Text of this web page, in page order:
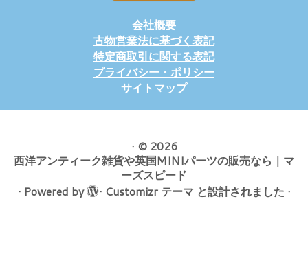
会社概要
古物営業法に基づく表記
特定商取引に関する表記
プライバシー・ポリシー
サイトマップ
· © 2026
西洋アンティーク雑貨や英国MINIパーツの販売なら｜マ
ーズスピード
· Powered by · Customizr テーマ と設計されました ·